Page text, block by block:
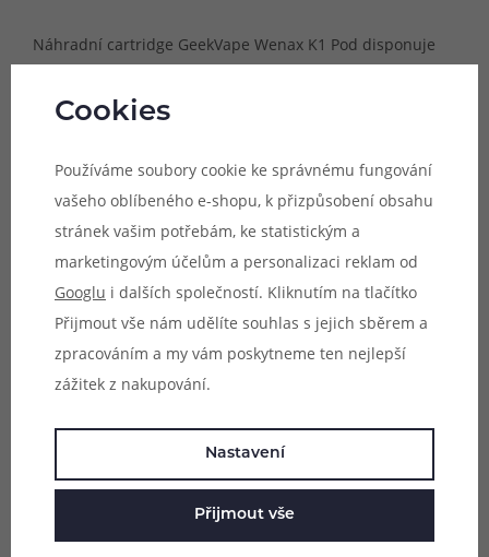
Náhradní cartridge GeekVape Wenax K1 Pod disponuje
vybavenou cartridge disponující integrovaným žhavícím
skvělé podání chuti, rychlý náběh žhavení a optimální
produkci páry. Cartridge lze použít jak se standardními
nikotinovými a beznikotinovými náplněmi s poměrem
PG50/VG50, tak také s náplněmi s nikotinovou solí.
Kompatibilní zařízení:
- GeekVape Wenax K1 Pod Kit
- GeekVape Wenax K1 SE Pod Kit
Dostupné odpory a styly potahování:
Cookies
Používáme soubory cookie ke správnému fungování
vašeho oblíbeného e-shopu, k přizpůsobení obsahu
stránek vašim potřebám, ke statistickým a
marketingovým účelům a personalizaci reklam od
Googlu i dalších společností. Kliknutím na tlačítko
Přijmout vše nám udělíte souhlas s jejich sběrem a
zpracováním a my vám poskytneme ten nejlepší
zážitek z nakupování.
Nastavení
Přijmout vše